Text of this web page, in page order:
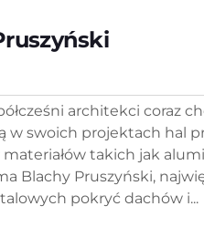
architekci coraz
w swoich projektach hal
takich jak
Blachy Pruszyński,
pokryć dachów i...